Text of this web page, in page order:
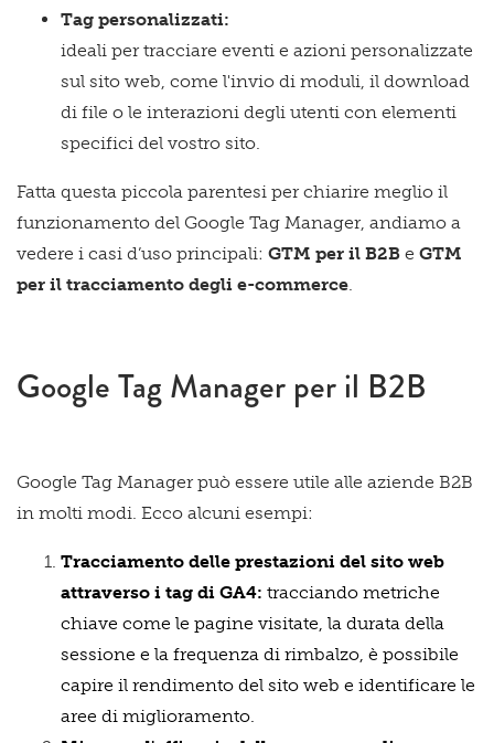
Tag personalizzati:
ideali per tracciare eventi e azioni personalizzate
sul sito web, come l'invio di moduli, il download
di file o le interazioni degli utenti con elementi
specifici del vostro sito.
Fatta questa piccola parentesi per chiarire meglio il
funzionamento del Google Tag Manager, andiamo a
vedere i casi d’uso principali: GTM per il B2B e GTM
per il tracciamento degli e-commerce
Google Tag Manager per il B2B
Google Tag Manager può essere utile alle aziende B2B
in molti modi. Ecco alcuni esempi:
Tracciamento delle prestazioni del sito web
attraverso i tag di GA4: tracciando metriche
chiave come le pagine visitate, la durata della
sessione e la frequenza di rimbalzo, è possibile
capire il rendimento del sito web e identificare le
aree di miglioramento.